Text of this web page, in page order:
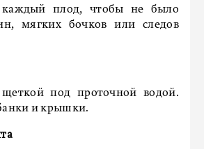
каждый плод, чтобы не было
мягких бочков или следов
под проточной водой.
и крышки.